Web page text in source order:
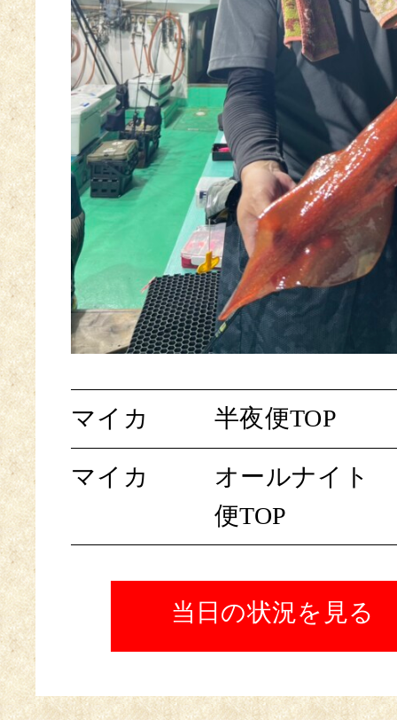
マイカ 半夜便TOP
マイカ
オールナイト
便TOP
当日の状況を見る